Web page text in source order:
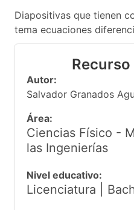
Diapositivas que tienen
tema ecuaciones
Autor:
Salvador Granados
Área:
Ciencias Físico -
las Ingenierías
Nivel educativo:
Licenciatura |